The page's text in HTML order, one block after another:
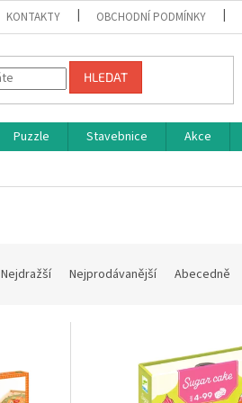
KONTAKTY OBCHODNÍ PODMÍNKY
HLEDAT
Puzzle Stavebnice Akce
Nejdražší Nejprodávanější Abecedně